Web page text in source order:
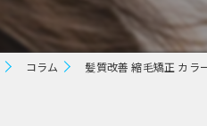
トリートメント
ブリーチ縮毛矯正
コラム 髪質改善 縮毛矯正 カラ